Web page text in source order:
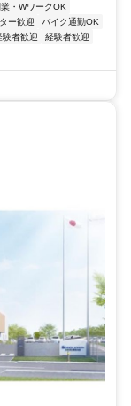
・WワークOK
ー歓迎
バイク通勤OK
験者歓迎
経験者歓迎